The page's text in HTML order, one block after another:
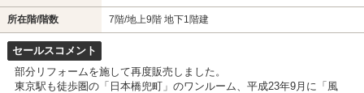
所在階/階数 7階/地上9階 地下1階建
セールスコメント
部分リフォームを施して再度販売しました。
東京駅も徒歩圏の「日本橋兜町」のワンルーム、平成23年9月に「風